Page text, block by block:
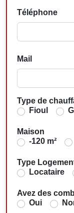
Téléphone
Mail
Type de
Fioul
Maison
-120 m²
Type
Locataire
Avez des
Oui